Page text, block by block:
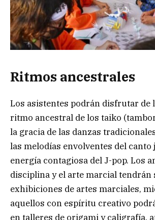
Ritmos ancestrales
Los asistentes podrán disfrutar de
ritmo ancestral de los taiko
la gracia de las danzas
las melodías envolventes del canto
energía contagiosa del J-pop. Los
disciplina y el arte marcial tendrán
exhibiciones de artes marciales,
aquellos con espíritu creativo
en talleres de origami y caligrafía,